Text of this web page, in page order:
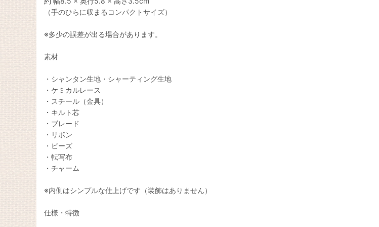
（手のひらに収まるコンパクトサイズ）
※多少の誤差が出る場合があります。
素材
・シャンタン生地・シャーティング生地
・ケミカルレース
・スチール（金具）
・キルト芯
・ブレード
・リボン
・ビーズ
・転写布
・チャーム
※内側はシンプルな仕上げです（装飾はありません）
仕様・特徴